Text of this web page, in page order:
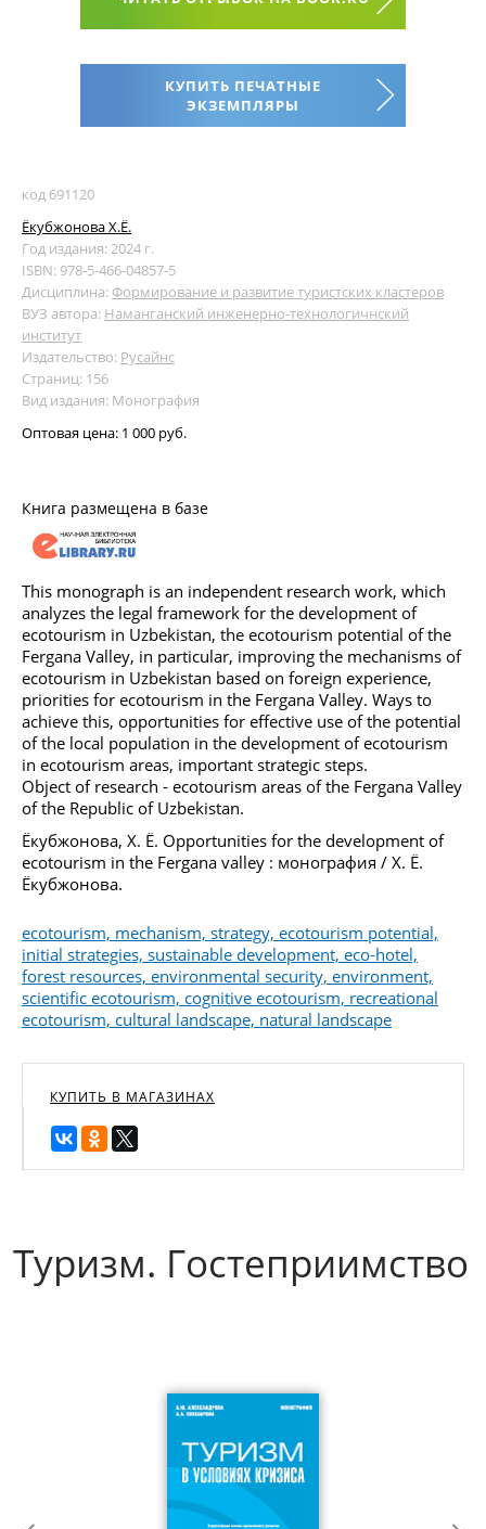
КУПИТЬ ПЕЧАТНЫЕ
ЭКЗЕМПЛЯРЫ
код 691120
Ёкубжонова Х.Ё.
Год издания: 2024 г.
ISBN: 978-5-466-04857-5
Дисциплина: Формирование и развитие туристских кластеров
ВУЗ автора: Наманганский инженерно-технологичнский
институт
Издательство: Русайнс
Страниц: 156
Вид издания: Монография
Оптовая цена: 1 000 руб.
Книга размещена в базе
This monograph is an independent research work, which
analyzes the legal framework for the development of
ecotourism in Uzbekistan, the ecotourism potential of the
Fergana Valley, in particular, improving the mechanisms of
ecotourism in Uzbekistan based on foreign experience,
priorities for ecotourism in the Fergana Valley. Ways to
achieve this, opportunities for effective use of the potential
of the local population in the development of ecotourism
in ecotourism areas, important strategic steps.
Object of research - ecotourism areas of the Fergana Valley
of the Republic of Uzbekistan.
Ёкубжонова, Х. Ё. Opportunities for the development of
ecotourism in the Fergana valley : монография / Х. Ё.
Ёкубжонова.
ecotourism, mechanism, strategy, ecotourism potential,
initial strategies, sustainable development, eco-hotel,
forest resources, environmental security, environment,
scientific ecotourism, cognitive ecotourism, recreational
ecotourism, cultural landscape, natural landscape
КУПИТЬ В МАГАЗИНАХ
Туризм. Гостеприимство